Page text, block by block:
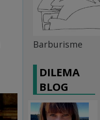
Barburisme
DILEMA
BLOG